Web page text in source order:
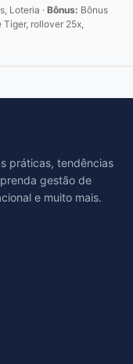
Loteria · Bônus: Bônus
rollover 25x,
práticas, tendências
gestão de
e muito mais.